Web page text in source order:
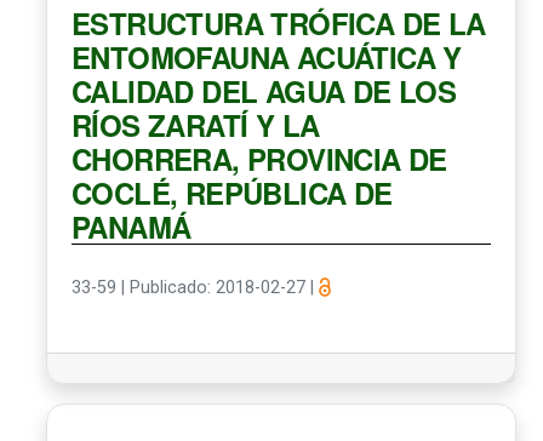
ESTRUCTURA TRÓFICA DE LA
ENTOMOFAUNA ACUÁTICA Y
CALIDAD DEL AGUA DE LOS
RÍOS ZARATÍ Y LA
CHORRERA, PROVINCIA DE
COCLÉ, REPÚBLICA DE
PANAMÁ
33-59 Publicado: 2018-02-27